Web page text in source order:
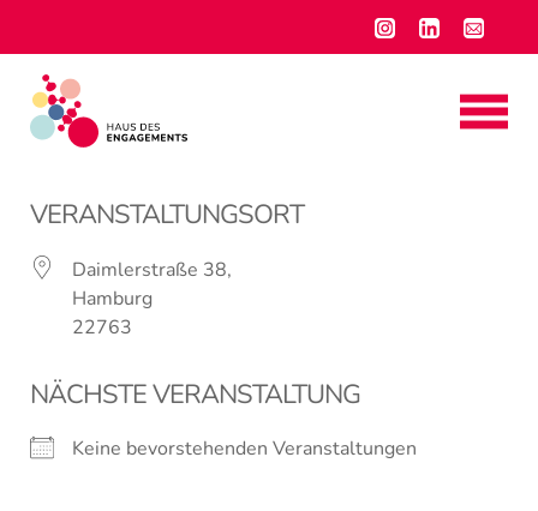
VERANSTALTUNGSORT
Daimlerstraße 38,
Hamburg
22763
NÄCHSTE VERANSTALTUNG
Keine bevorstehenden Veranstaltungen